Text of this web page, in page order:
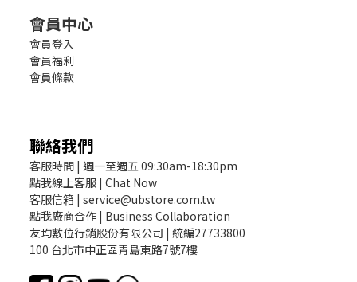
會員中心
會員登入
會員福利
會員條款
聯絡我們
客服時間 | 週一至週五 09:30am-18:30pm
點我線上客服 | Chat Now
客服信箱 | service@ubstore.com.tw
點我廠商合作 | Business Collaboration
友均數位行銷股份有限公司 | 統編27733800
100 台北市中正區青島東路7號7樓